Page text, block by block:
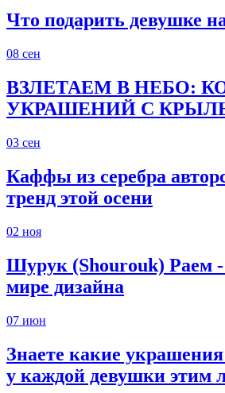
Что подарить девушке
08 сен
ВЗЛЕТАЕМ В НЕБО:
УКРАШЕНИЙ С
03 сен
Каффы из серебра
тренд этой осени
02 ноя
Шурук (Shourouk) Раем -
мире дизайна
07 июн
Знаете какие
у каждой девушки этим